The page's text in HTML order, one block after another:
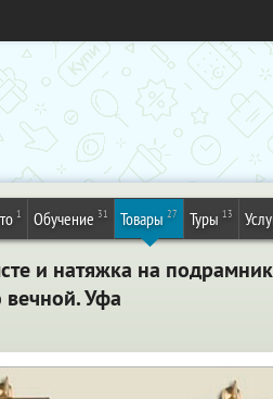
1 Обучение 31 Товары 27 Туры 13
и натяжка на
Уфа